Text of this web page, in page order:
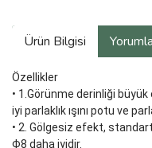
Ürün Bilgisi
Özellikler
• 1.Görünme derinliği
iyi parlaklık ışını potu ve
• 2. Gölgesiz efekt,
Φ8 daha iyidir.